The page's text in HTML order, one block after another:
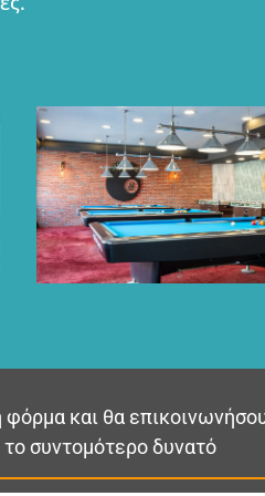
και θα
το συντομότερο δυνατό